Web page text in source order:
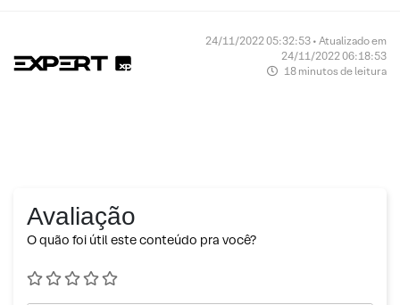
24/11/2022 05:32:53 • Atualizado em
24/11/2022 06:18:53
18 minutos de leitura
Avaliação
O quão foi útil este conteúdo pra você?